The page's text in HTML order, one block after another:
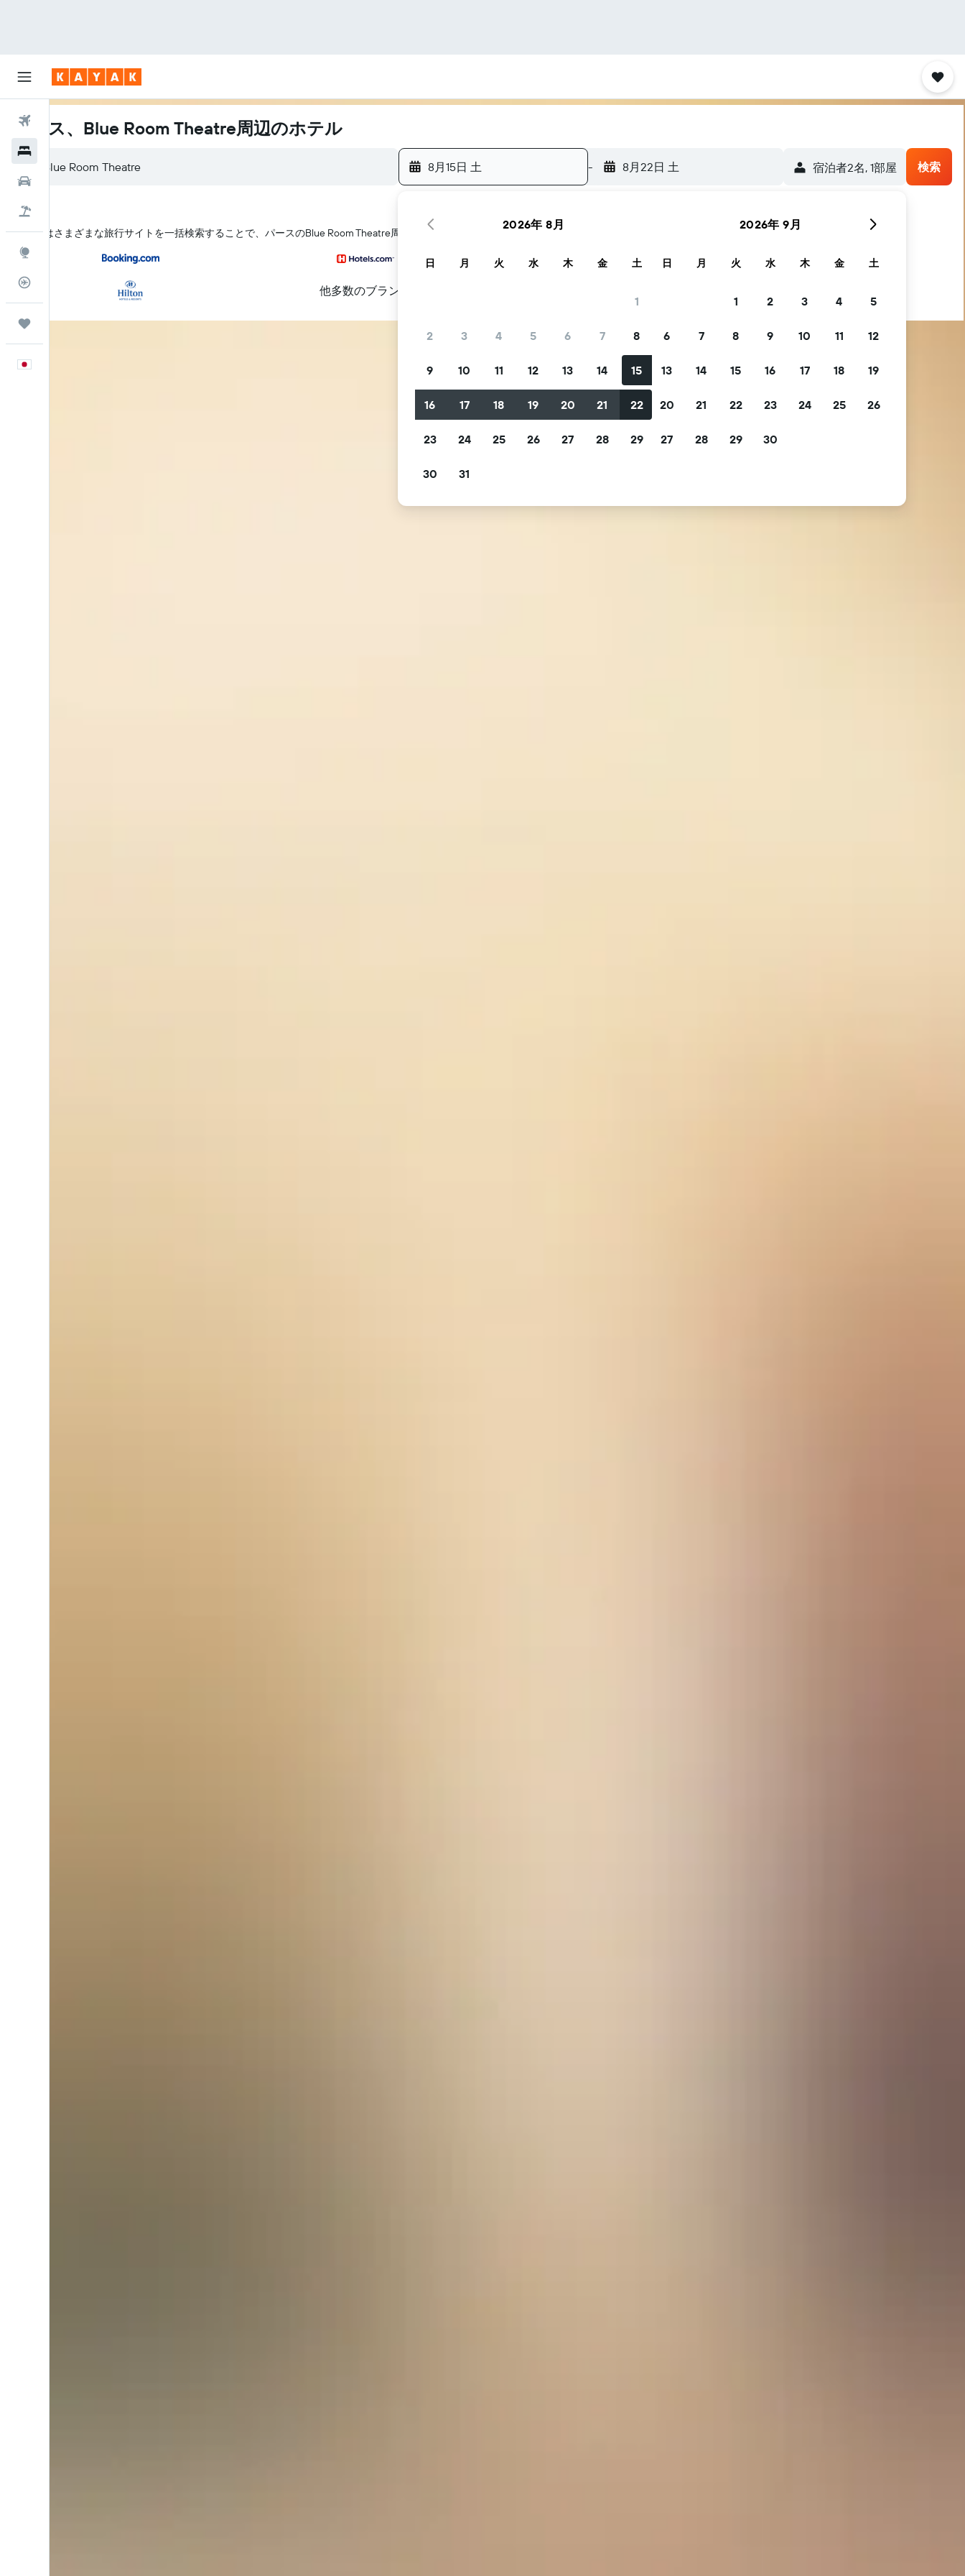
航空券
フライトトラッカー
Trips
パース、Blue Room Theatre周辺のホテル
8月15日 土 - 8月22日 土 宿泊者2名, 1​部屋 検索
KAYAK はさまざまな旅行サイトを一括検索することで、パース​のBlue Room Theatre​周辺にあるホテル探しをお手伝いします
他多数のブランド
2026年 8月
日 月 火 水 木 金 土
1
2 3 4 5 6 7 8
9 10 11 12 13 14 15
16 17 18 19 20 21 22
23 24 25 26 27 28 29
30 31
2026年 9月
日 月 火 水 木 金 土
1 2 3 4 5
6 7 8 9 10 11 12
13 14 15 16 17 18 19
20 21 22 23 24 25 26
27 28 29 30